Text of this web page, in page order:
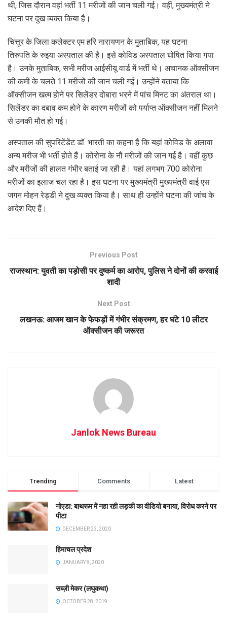
थी, जिस दौरान वहां भर्ती 11 मरीजों की जान चली गई। वहीं, मुख्यमंत्री ने
घटना पर दुख व्यक्त किया है।
चित्तूर के जिला कलेक्टर एम हरि नारायणन के मुताबिक, यह घटना
तिरुपति के रुइया अस्पताल की है। इसे कोविड अस्पताल घोषित किया गया
है। उनके मुताबिक, सभी मरीज आईसीयू वार्ड में भर्ती थे। अचानक ऑक्सीजन
की कमी के चलते 11 मरीजों की जान चली गई। उन्होंने बताया कि
ऑक्सीजन खत्म होने पर सिलेंडर दोबारा भरने में पांच मिनट का अंतराल था।
सिलेंडर का दबाव कम होने के कारण मरीजों को पर्याप्त ऑक्सीजन नहीं मिलने
से उनकी मौत हो गई।
अस्पताल की सुपरिटेंडेंट डॉ. भारती का कहना है कि यहां कोविड के अलावा
अन्य मरीज भी भर्ती होते हैं। कोरोना के नौ मरीजों की जान गई है। वहीं कुछ
और मरीजों की हालत गंभीर बताई जा रही है। यहां लगभग 700 कोरोना
मरीजों का इलाज चल रहा है। इस घटना पर मुख्यमंत्री मुख्यमंत्री वाई एस
जगन मोहन रेड्डी ने दुख व्यक्त किया है। साथ ही उन्होंने घटना की जांच के
आदेश दिए हैं।
Previous Post
राजस्थान: युवती का पड़ोसी पर दुष्कर्म का आरोप, पुलिस ने दोनों की करवाई
शादी
Next Post
लखनऊ: आजम खान के फेफड़ों में गंभीर संक्रमण, हर घंटे 10 लीटर
ऑक्सीजन की जरूरत
Janlok News Bureau
Trending Comments Latest
नोएडा: बाथरूम में नहा रही लड़की का वीडियो बनाया, विरोध करने पर
पीटा
DECEMBER 23, 2020
हिमाचल प्रदेश
JANUARY 8, 2020
सब्ज़ी मेकर (लघुकथा)
OCTOBER 28, 2019